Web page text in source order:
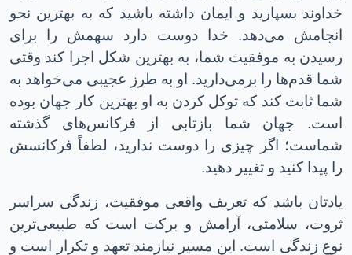
خداوند بسپارید و ایمان داشته باشید که به بهترین نحو
انجامش می‌دهد. خدا دوست دارد سهمش را برای
رسیدن به موفقیت شما، به بهترین شکل اجرا کند وقتی
شما قدم‌ها را برمی‌دارید. او به طرز عجیبی می‌خواهد به
شما ثابت کند که توکل کردن به او بهترین کار جهان بوده
است. جهان شما بازتابی از فرکانس‌های گذشته
شماست؛ اگر چیزی را دوست ندارید، لطفاً فرکانسش
را پیدا کنید و تغییر دهید.
یادتان باشد که تعریف واقعی موفقیت، زندگی سراسر
ثروت، سلامتی، آرامش و برکت است که طبیعی‌ترین
نوع زندگی است. این مسیر نیازمند تعهد و تکرار است و